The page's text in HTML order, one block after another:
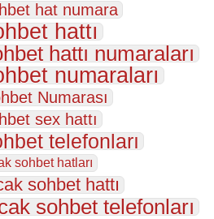
hat numara
hattı
hattı numaraları
numaraları
Numarası
sex hattı
telefonları
sohbet hatları
sohbet hattı
sohbet telefonları